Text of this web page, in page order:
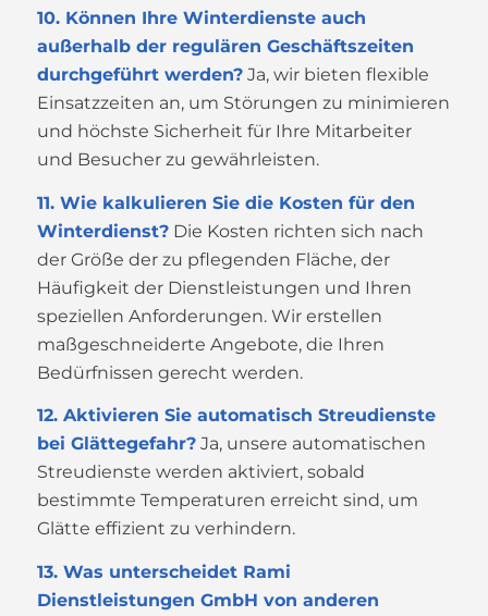
10. Können Ihre Winterdienste auch
außerhalb der regulären Geschäftszeiten
durchgeführt werden?Ja, wir bieten flexible
Einsatzzeiten an, um Störungen zu minimieren
und höchste Sicherheit für Ihre Mitarbeiter
und Besucher zu gewährleisten.
11. Wie kalkulieren Sie die Kosten für den
Winterdienst?Die Kosten richten sich nach
der Größe der zu pflegenden Fläche, der
Häufigkeit der Dienstleistungen und Ihren
speziellen Anforderungen. Wir erstellen
maßgeschneiderte Angebote, die Ihren
Bedürfnissen gerecht werden.
12. Aktivieren Sie automatisch Streudienste
bei Glättegefahr?Ja, unsere automatischen
Streudienste werden aktiviert, sobald
bestimmte Temperaturen erreicht sind, um
Glätte effizient zu verhindern.
13. Was unterscheidet Rami
Dienstleistungen GmbH von anderen